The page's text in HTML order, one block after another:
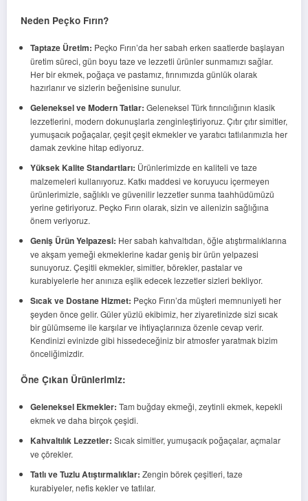
Neden Peçko Fırın?
Taptaze Üretim: Peçko Fırın’da her sabah erken saatlerde başlayan
üretim süreci, gün boyu taze ve lezzetli ürünler sunmamızı sağlar.
Her bir ekmek, poğaça ve pastamız, fırınımızda günlük olarak
hazırlanır ve sizlerin beğenisine sunulur.
Geleneksel ve Modern Tatlar: Geleneksel Türk fırıncılığının klasik
lezzetlerini, modern dokunuşlarla zenginleştiriyoruz. Çıtır çıtır simitler,
yumuşacık poğaçalar, çeşit çeşit ekmekler ve yaratıcı tatlılarımızla her
damak zevkine hitap ediyoruz.
Yüksek Kalite Standartları: Ürünlerimizde en kaliteli ve taze
malzemeleri kullanıyoruz. Katkı maddesi ve koruyucu içermeyen
ürünlerimizle, sağlıklı ve güvenilir lezzetler sunma taahhüdümüzü
yerine getiriyoruz. Peçko Fırın olarak, sizin ve ailenizin sağlığına
önem veriyoruz.
Geniş Ürün Yelpazesi: Her sabah kahvaltıdan, öğle atıştırmalıklarına
ve akşam yemeği ekmeklerine kadar geniş bir ürün yelpazesi
sunuyoruz. Çeşitli ekmekler, simitler, börekler, pastalar ve
kurabiyelerle her anınıza eşlik edecek lezzetler sizleri bekliyor.
Sıcak ve Dostane Hizmet: Peçko Fırın’da müşteri memnuniyeti her
şeyden önce gelir. Güler yüzlü ekibimiz, her ziyaretinizde sizi sıcak
bir gülümseme ile karşılar ve ihtiyaçlarınıza özenle cevap verir.
Kendinizi evinizde gibi hissedeceğiniz bir atmosfer yaratmak bizim
önceliğimizdir.
Öne Çıkan Ürünlerimiz:
Geleneksel Ekmekler: Tam buğday ekmeği, zeytinli ekmek, kepekli
ekmek ve daha birçok çeşidi.
Kahvaltılık Lezzetler: Sıcak simitler, yumuşacık poğaçalar, açmalar
ve çörekler.
Tatlı ve Tuzlu Atıştırmalıklar: Zengin börek çeşitleri, taze
kurabiyeler, nefis kekler ve tatlılar.